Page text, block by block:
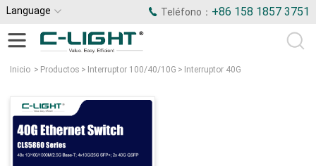
Language Teléfono： +86 158 1857 3751
Inicio > Productos > Interruptor 100/40/10G > Interruptor 40G